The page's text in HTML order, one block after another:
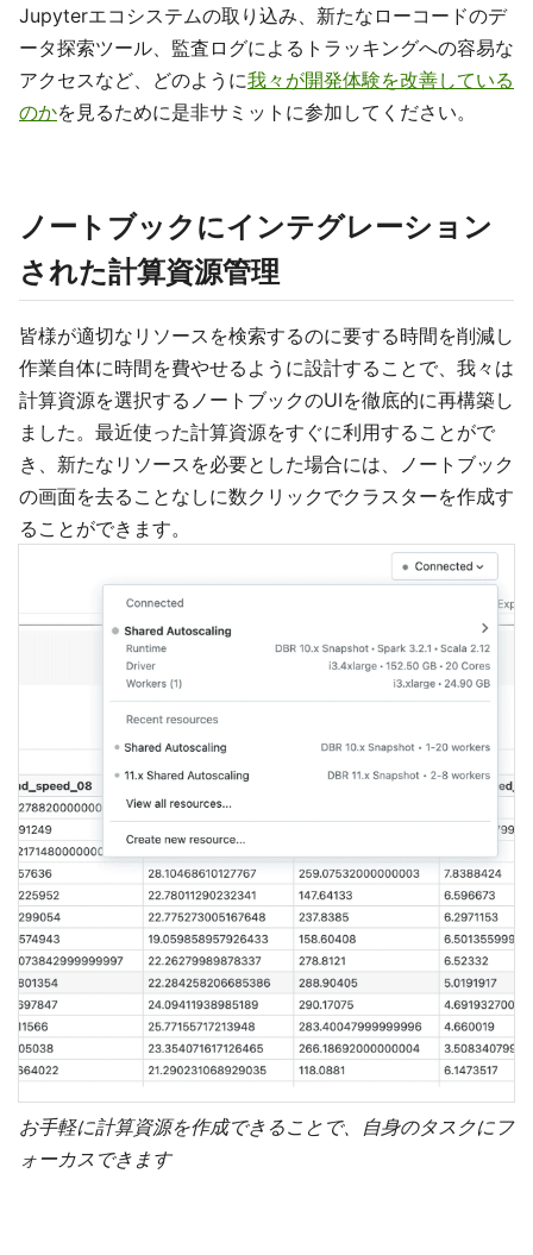
Jupyterエコシステムの取り込み、新たなローコードのデ
ータ探索ツール、監査ログによるトラッキングへの容易な
アクセスなど、どのように我々が開発体験を改善している
のかを見るために是非サミットに参加してください。
ノートブックにインテグレーション
された計算資源管理
皆様が適切なリソースを検索するのに要する時間を削減し
作業自体に時間を費やせるように設計することで、我々は
計算資源を選択するノートブックのUIを徹底的に再構築し
ました。最近使った計算資源をすぐに利用することがで
き、新たなリソースを必要とした場合には、ノートブック
の画面を去ることなしに数クリックでクラスターを作成す
ることができます。
お手軽に計算資源を作成できることで、自身のタスクにフ
ォーカスできます